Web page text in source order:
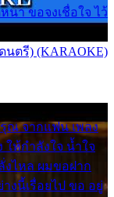
า ขอจงเชื่อใจ ไว้
นตรี) (KARAOKE)
ณ จากแฟน เพลง
ให้กำลังใจ น้ำใจ
ไหล ผมขอฝาก
งนี้เรื่อยไป ขอ อยู่